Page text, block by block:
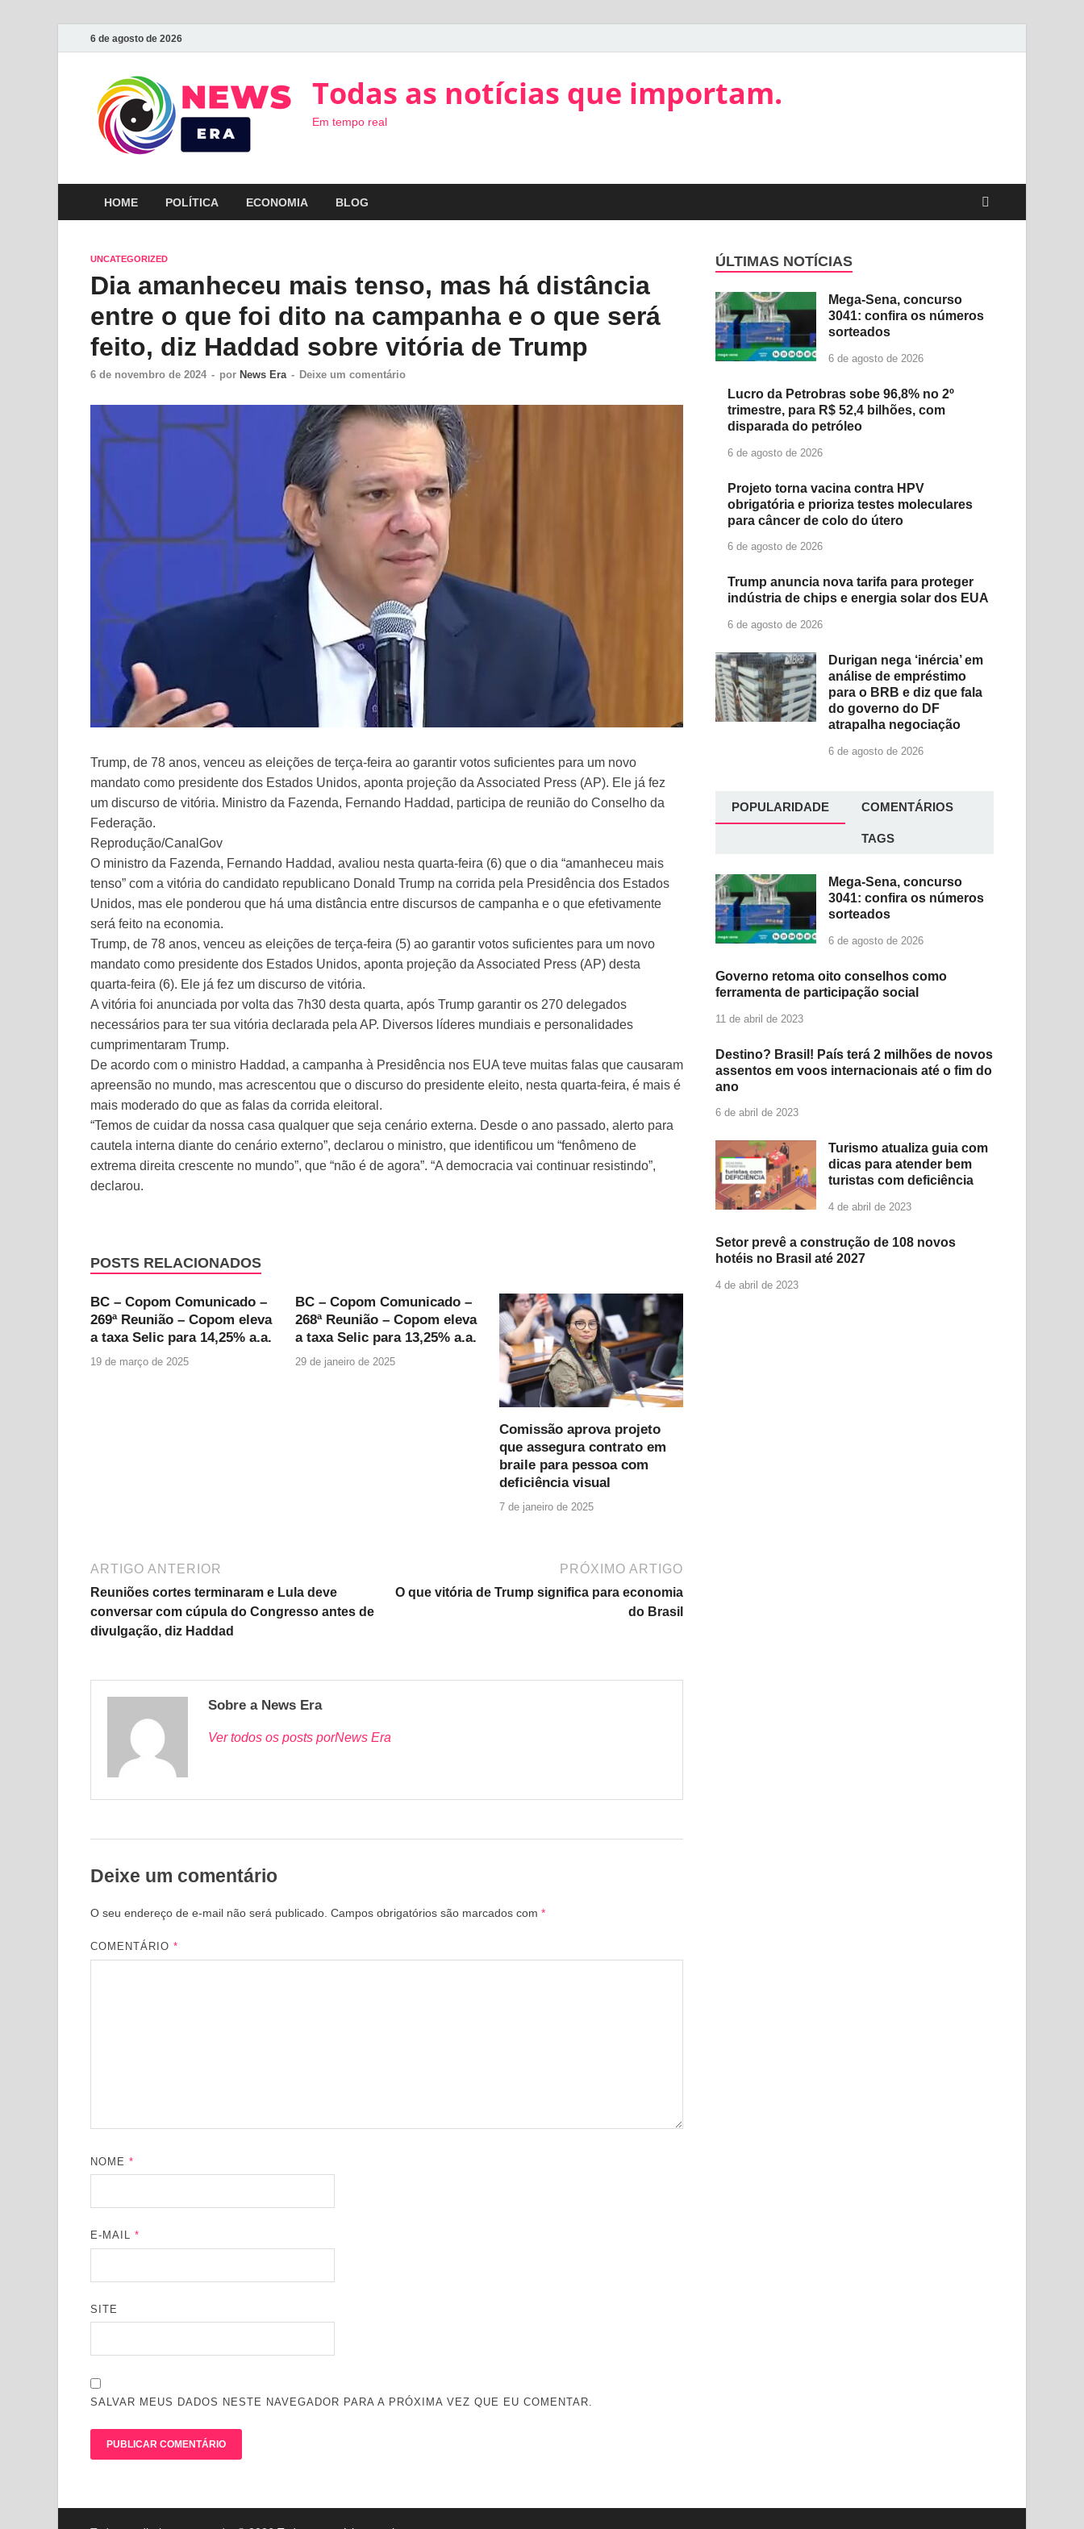
6 de agosto de 2026
Todas as notícias que importam.
Em tempo real
HOME POLÍTICA ECONOMIA BLOG
UNCATEGORIZED
Dia amanheceu mais tenso, mas há distância
entre o que foi dito na campanha e o que será
feito, diz Haddad sobre vitória de Trump
6 de novembro de 2024 - por News Era - Deixe um comentário
Trump, de 78 anos, venceu as eleições de terça-feira ao garantir votos suficientes para um novo
mandato como presidente dos Estados Unidos, aponta projeção da Associated Press (AP). Ele já fez
um discurso de vitória. Ministro da Fazenda, Fernando Haddad, participa de reunião do Conselho da
Federação.
Reprodução/CanalGov
O ministro da Fazenda, Fernando Haddad, avaliou nesta quarta-feira (6) que o dia “amanheceu mais
tenso” com a vitória do candidato republicano Donald Trump na corrida pela Presidência dos Estados
Unidos, mas ele ponderou que há uma distância entre discursos de campanha e o que efetivamente
será feito na economia.
Trump, de 78 anos, venceu as eleições de terça-feira (5) ao garantir votos suficientes para um novo
mandato como presidente dos Estados Unidos, aponta projeção da Associated Press (AP) desta
quarta-feira (6). Ele já fez um discurso de vitória.
A vitória foi anunciada por volta das 7h30 desta quarta, após Trump garantir os 270 delegados
necessários para ter sua vitória declarada pela AP. Diversos líderes mundiais e personalidades
cumprimentaram Trump.
De acordo com o ministro Haddad, a campanha à Presidência nos EUA teve muitas falas que causaram
apreensão no mundo, mas acrescentou que o discurso do presidente eleito, nesta quarta-feira, é mais é
mais moderado do que as falas da corrida eleitoral.
“Temos de cuidar da nossa casa qualquer que seja cenário externa. Desde o ano passado, alerto para
cautela interna diante do cenário externo”, declarou o ministro, que identificou um “fenômeno de
extrema direita crescente no mundo”, que “não é de agora”. “A democracia vai continuar resistindo”,
declarou.
POSTS RELACIONADOS
BC – Copom Comunicado –
269ª Reunião – Copom eleva
a taxa Selic para 14,25% a.a.
19 de março de 2025
BC – Copom Comunicado –
268ª Reunião – Copom eleva
a taxa Selic para 13,25% a.a.
29 de janeiro de 2025
Comissão aprova projeto
que assegura contrato em
braile para pessoa com
deficiência visual
7 de janeiro de 2025
ARTIGO ANTERIOR
Reuniões cortes terminaram e Lula deve
conversar com cúpula do Congresso antes de
divulgação, diz Haddad
PRÓXIMO ARTIGO
O que vitória de Trump significa para economia
do Brasil
Sobre a News Era
Ver todos os posts porNews Era
Deixe um comentário
O seu endereço de e-mail não será publicado. Campos obrigatórios são marcados com *
COMENTÁRIO*
NOME*
E-MAIL*
SITE
SALVAR MEUS DADOS NESTE NAVEGADOR PARA A PRÓXIMA VEZ QUE EU COMENTAR.
ÚLTIMAS NOTÍCIAS
Mega-Sena, concurso
3041: confira os números
sorteados
6 de agosto de 2026
Lucro da Petrobras sobe 96,8% no 2º
trimestre, para R$ 52,4 bilhões, com
disparada do petróleo
6 de agosto de 2026
Projeto torna vacina contra HPV
obrigatória e prioriza testes moleculares
para câncer de colo do útero
6 de agosto de 2026
Trump anuncia nova tarifa para proteger
indústria de chips e energia solar dos EUA
6 de agosto de 2026
Durigan nega ‘inércia’ em
análise de empréstimo
para o BRB e diz que fala
do governo do DF
atrapalha negociação
6 de agosto de 2026
POPULARIDADE COMENTÁRIOS
TAGS
Mega-Sena, concurso
3041: confira os números
sorteados
6 de agosto de 2026
Governo retoma oito conselhos como
ferramenta de participação social
11 de abril de 2023
Destino? Brasil! País terá 2 milhões de novos
assentos em voos internacionais até o fim do
ano
6 de abril de 2023
Turismo atualiza guia com
dicas para atender bem
turistas com deficiência
4 de abril de 2023
Setor prevê a construção de 108 novos
hotéis no Brasil até 2027
4 de abril de 2023